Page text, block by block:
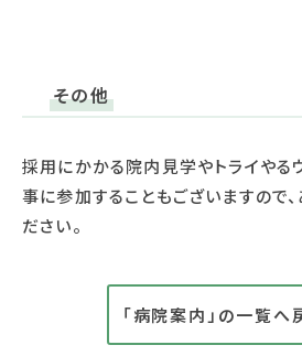
その他
採用にかかる院内見学やトライやる
事に参加することもございますので
ださい。
「病院案内」の一覧へ